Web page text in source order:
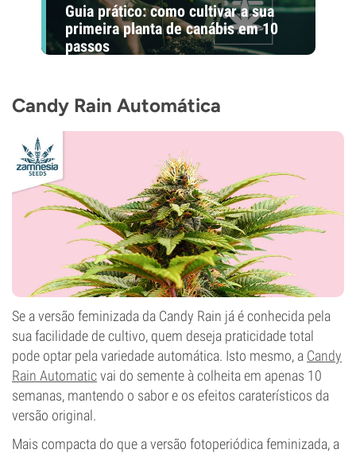
Guia prático: como cultivar a sua
primeira planta de canábis em 10
passos
Candy Rain Automática
Se a versão feminizada da Candy Rain já é conhecida pela
sua facilidade de cultivo, quem deseja praticidade total
pode optar pela variedade automática. Isto mesmo, a Candy
Rain Automaticvai do semente à colheita em apenas 10
semanas, mantendo o sabor e os efeitos caraterísticos da
versão original.
Mais compacta do que a versão fotoperiódica feminizada, a